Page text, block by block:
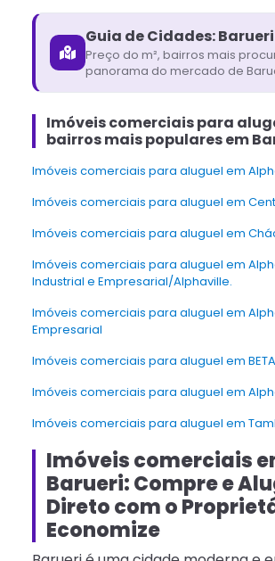
Guia de Cidades:Barueri
Preço do m², bairros mais
panorama do mercado de
Imóveis comerciais para alugar em
bairros mais populares em
Imóveis comerciais para aluguel em
Imóveis comerciais para aluguel em
Imóveis comerciais para aluguel em
Imóveis comerciais para aluguel em Alphaville Centro
Industrial e Empresarial/Alphaville.
Imóveis comerciais para aluguel em Alphaville
Empresarial
Imóveis comerciais para aluguel em
Imóveis comerciais para aluguel em
Imóveis comerciais para aluguel em
Imóveis comerciais em
Barueri: Compre e
Direto com o
Economize